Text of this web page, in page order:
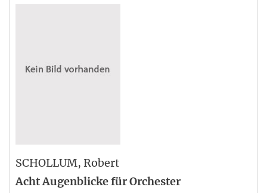
SCHOLLUM, Robert
Acht Augenblicke für Orchester